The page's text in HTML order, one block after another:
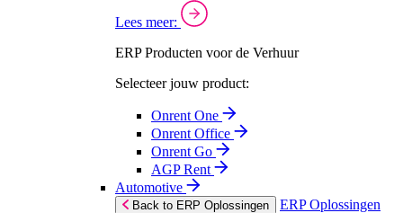
Lees meer:
ERP Producten voor de Verhuur
Selecteer jouw product:
Onrent One
Onrent Office
Onrent Go
AGP Rent
Automotive
Back to ERP Oplossingen
ERP Oplossingen